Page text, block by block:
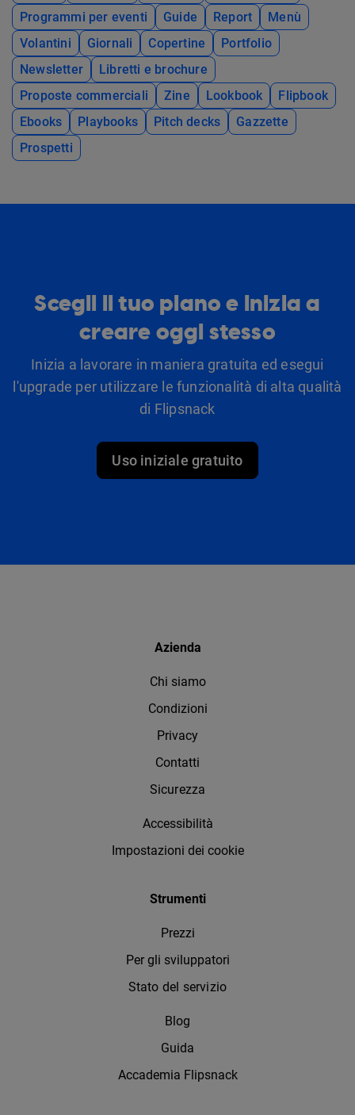
Programmi per eventi
Guide Report
Menù
Volantini
Giornali Copertine
Portfolio
Newsletter
Libretti e brochure
Proposte commerciali
Zine Lookbook
Flipbook
Ebooks
Playbooks Pitch decks
Gazzette
Prospetti
Scegli il tuo piano e inizia a
creare oggi stesso
Inizia a lavorare in maniera gratuita ed esegui
l'upgrade per utilizzare le funzionalità di alta qualità
di Flipsnack
Uso iniziale gratuito
Azienda
Chi siamo
Condizioni
Privacy
Contatti
Sicurezza
Accessibilità
Impostazioni dei cookie
Strumenti
Prezzi
Per gli sviluppatori
Stato del servizio
Blog
Guida
Accademia Flipsnack